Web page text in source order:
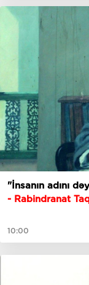
"İnsanın adını
- Rabindranat
10:00